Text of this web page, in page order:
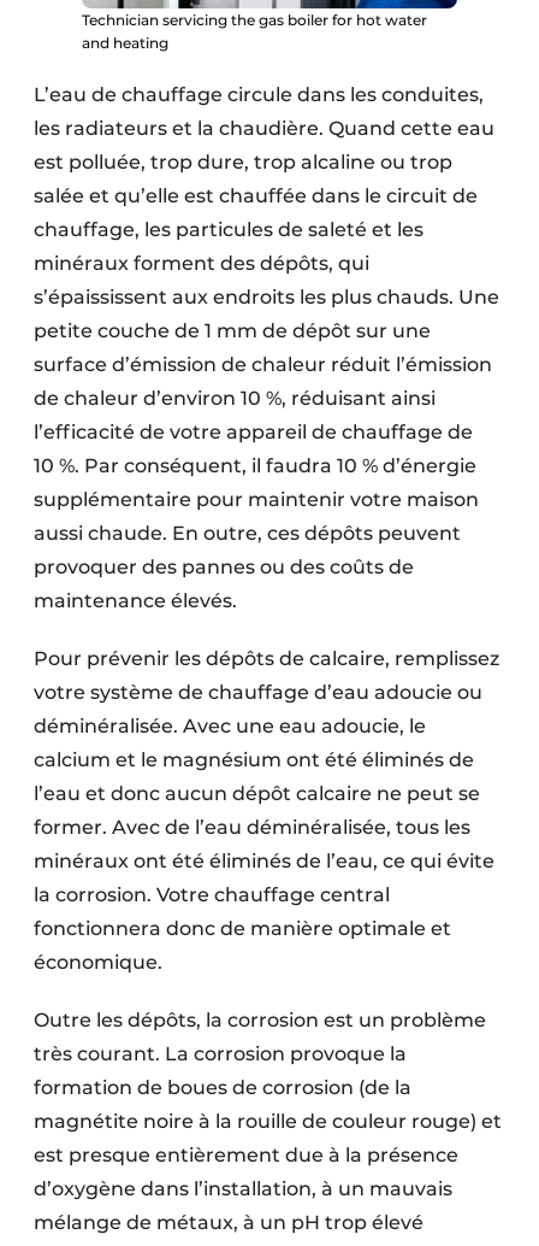
Technician servicing the gas boiler for hot water
and heating
L’eau de chauffage circule dans les conduites,
les radiateurs et la chaudière. Quand cette eau
est polluée, trop dure, trop alcaline ou trop
salée et qu’elle est chauffée dans le circuit de
chauffage, les particules de saleté et les
minéraux forment des dépôts, qui
s’épaississent aux endroits les plus chauds. Une
petite couche de 1 mm de dépôt sur une
surface d’émission de chaleur réduit l’émission
de chaleur d’environ 10 %, réduisant ainsi
l’efficacité de votre appareil de chauffage de
10 %. Par conséquent, il faudra 10 % d’énergie
supplémentaire pour maintenir votre maison
aussi chaude. En outre, ces dépôts peuvent
provoquer des pannes ou des coûts de
maintenance élevés.
Pour prévenir les dépôts de calcaire, remplissez
votre système de chauffage d’eau adoucie ou
déminéralisée. Avec une eau adoucie, le
calcium et le magnésium ont été éliminés de
l’eau et donc aucun dépôt calcaire ne peut se
former. Avec de l’eau déminéralisée, tous les
minéraux ont été éliminés de l’eau, ce qui évite
la corrosion. Votre chauffage central
fonctionnera donc de manière optimale et
économique.
Outre les dépôts, la corrosion est un problème
très courant. La corrosion provoque la
formation de boues de corrosion (de la
magnétite noire à la rouille de couleur rouge) et
est presque entièrement due à la présence
d’oxygène dans l’installation, à un mauvais
mélange de métaux, à un pH trop élevé